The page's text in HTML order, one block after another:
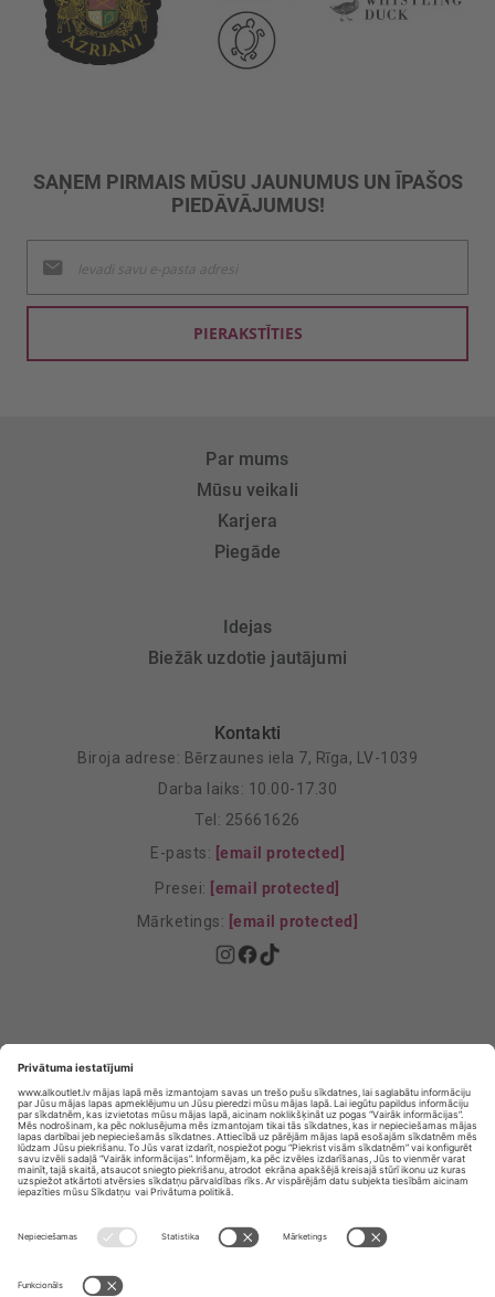
SAŅEM PIRMAIS MŪSU JAUNUMUS UN ĪPAŠOS
PIEDĀVĀJUMUS!
jaunumu
saņemšanai:
PIERAKSTĪTIES
Par mums
Mūsu veikali
Karjera
Piegāde
Idejas
Biežāk uzdotie jautājumi
Kontakti
Biroja adrese: Bērzaunes iela 7, Rīga, LV-1039
Darba laiks: 10.00-17.30
Tel: 25661626
E-pasts: [email protected]
Presei: [email protected]
Mārketings: [email protected]
Privātuma Iestatījumi
E-veikala lietošanas noteikumi